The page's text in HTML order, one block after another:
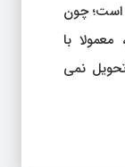
است؛ چون
معمولا با
نمی